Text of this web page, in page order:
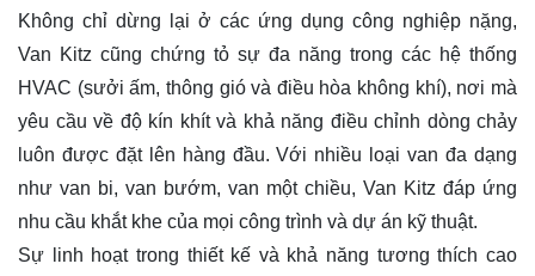
Không chỉ dừng lại ở các ứng dụng công nghiệp nặng,
Van Kitz cũng chứng tỏ sự đa năng trong các hệ thống
HVAC (sưởi ấm, thông gió và điều hòa không khí), nơi mà
yêu cầu về độ kín khít và khả năng điều chỉnh dòng chảy
luôn được đặt lên hàng đầu. Với nhiều loại van đa dạng
như van bi, van bướm, van một chiều, Van Kitz đáp ứng
nhu cầu khắt khe của mọi công trình và dự án kỹ thuật.
Sự linh hoạt trong thiết kế và khả năng tương thích cao